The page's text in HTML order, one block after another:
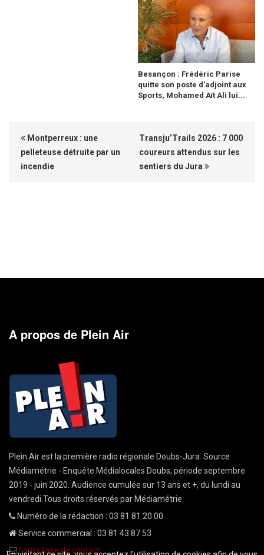
Besançon : Frédéric Parise
quitte son poste d'adjoint aux
Sports, Mohamed Aït Ali lui...
Montperreux : une
pelleteuse détruite par un
incendie
Transju’Trails 2026 : 7 000
coureurs attendus sur les
sentiers du Jura
A propos de Plein Air
Plein Air est la première radio régionale Doubs-Jura. Source
Médiamétrie - Enquête Médialocales Doubs, période septembre
2019 - juin 2020. Audience cumulée sur 13 ans et +, du lundi au
vendredi.Tous droits réservés par Médiamétrie.
Numéro de la rédaction : 03 81 81 20 00
Service commercial : 03 81 43 87 53
Formulaire de contact